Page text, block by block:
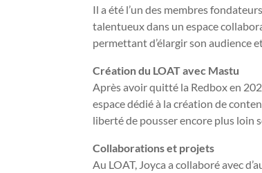
Il a été l’un des membres
talentueux dans un espace
permettant d’élargir son audience
Création du LOAT avec Mastu
Après avoir quitté la Redbox en
espace dédié à la création de
liberté de pousser encore plus loin
Collaborations et projets
Au LOAT, Joyca a collaboré avec